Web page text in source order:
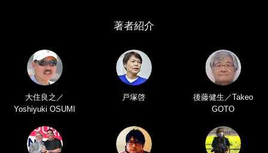
著者紹介
大住良之／
Yoshiyuki OSUMI
戸塚啓
後藤健生／Takeo
GOTO